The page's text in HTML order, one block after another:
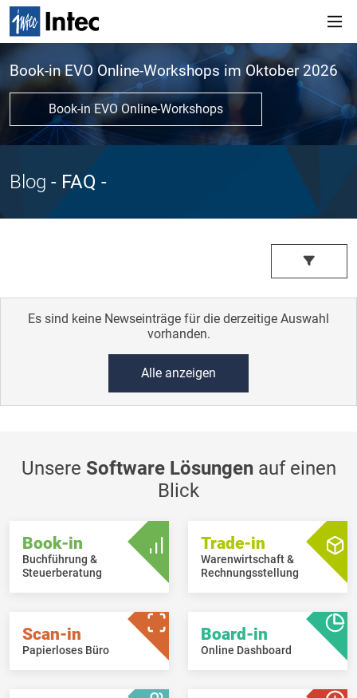
Book-in EVO Online-Workshops im Oktober 2026
Book-in EVO Online-Workshops
Blog - FAQ -
Es sind keine Newseinträge für die derzeitige Auswahl
vorhanden.
Alle anzeigen
Unsere Software Lösungenauf einen
Blick
Book-in
Buchführung &
Steuerberatung
Trade-in
Warenwirtschaft &
Rechnungsstellung
Scan-in
Papierloses Büro
Board-in
Online Dashboard